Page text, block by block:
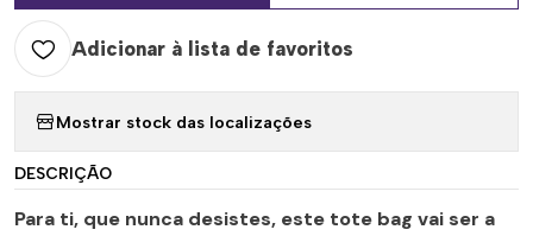
Adicionar à lista de favoritos
Mostrar stock das localizações
DESCRIÇÃO
Para ti, que nunca desistes, este tote bag vai ser a